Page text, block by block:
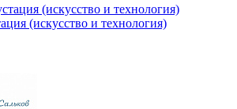
(искусство и технология)